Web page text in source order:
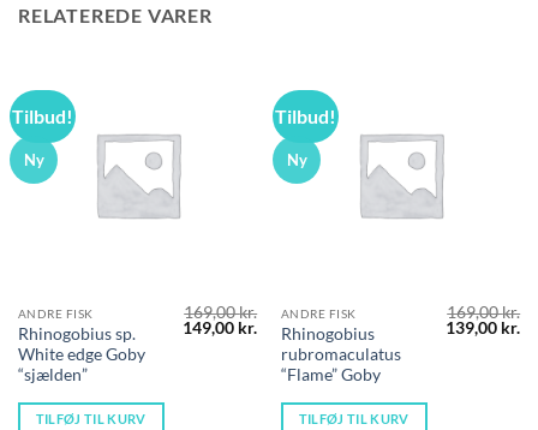
RELATEREDE VARER
Tilbud!
Ny
ANDRE FISK
Rhinogobius sp.
White edge Goby
“sjælden”
169,00kr.
Den
oprindelige
149,00 kr. Den
aktuelle
pris
TILFØJ TIL KURV
Tilbud!
Ny
ANDRE FISK
Rhinogobius
rubromaculatus
“Flame” Goby
169,00kr.
Den
oprindelige
139,00 kr.
TILFØJ TIL KURV